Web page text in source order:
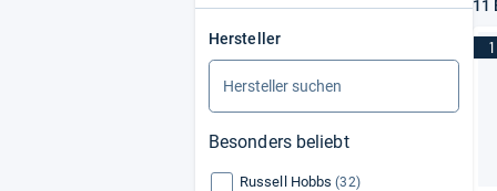
Hersteller
Besonders beliebt
Russell Hobbs (32)
11
1